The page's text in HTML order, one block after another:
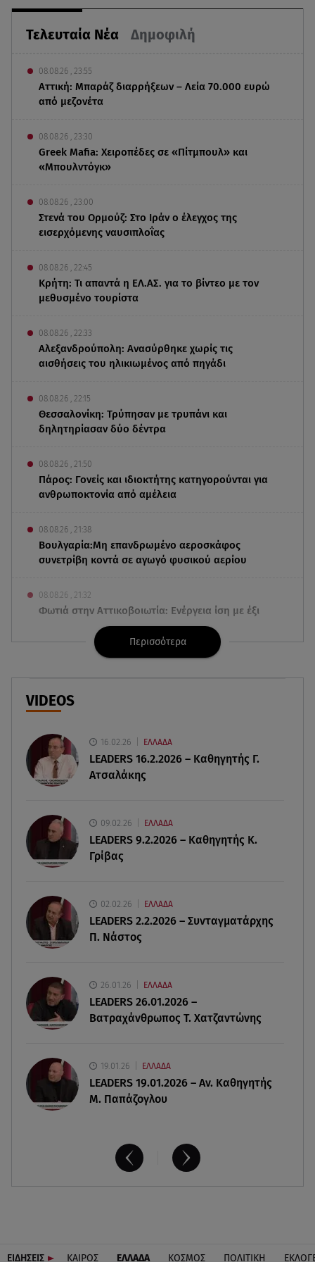
Τελευταία Νέα Δημοφιλή
08.08.26 , 23:55
Αττική: Μπαράζ διαρρήξεων – Λεία 70.000 ευρώ
από μεζονέτα
08.08.26 , 23:30
Greek Mafia: Χειροπέδες σε «Πίτμπουλ» και
«Μπουλντόγκ»
08.08.26 , 23:00
Στενά του Ορμούζ: Στο Ιράν ο έλεγχος της
εισερχόμενης ναυσιπλοΐας
08.08.26 , 22:45
Κρήτη: Τι απαντά η ΕΛ.ΑΣ. για το βίντεο με τον
μεθυσμένο τουρίστα
08.08.26 , 22:33
Αλεξανδρούπολη: Ανασύρθηκε χωρίς τις
αισθήσεις του ηλικιωμένος από πηγάδι
08.08.26 , 22:15
Θεσσαλονίκη: Τρύπησαν με τρυπάνι και
δηλητηρίασαν δύο δέντρα
08.08.26 , 21:50
Πάρος: Γονείς και ιδιοκτήτης κατηγορούνται για
ανθρωποκτονία από αμέλεια
08.08.26 , 21:38
Βουλγαρία:Μη επανδρωμένο αεροσκάφος
συνετρίβη κοντά σε αγωγό φυσικού αερίου
08.08.26 , 21:32
Φωτιά στην Αττικοβοιωτία: Ενέργεια ίση με έξι
ατομικές βόμβες
«Ισλαμικό ΝΑΤΟ»: Πώς επηρεάζεται η Ελλάδα
Τραγωδία στην Πάρο: Νεκρό 4χρονο παιδί σε
πισίνα
500 για το 2026
08.08.26 , 17:45
08.08.26 , 17:44
Νεκρή μεγαλόσωμη αρκούδα στην Καστοριά,
πιθανόν από πυροβολισμό
08.08.26 , 17:32
Τζο Μπάιντεν: Ο καρκίνος έχει εξαπλωθεί - Η
ανακοίνωση του γιου του
Περισσότερα
VIDEOS
16.02.26 ΕΛΛΑΔΑ
LEADERS 16.2.2026 – Καθηγητής Γ.
Ατσαλάκης
09.02.26 ΕΛΛΑΔΑ
LEADERS 9.2.2026 – Καθηγητής Κ.
Γρίβας
02.02.26 ΕΛΛΑΔΑ
LEADERS 2.2.2026 – Συνταγματάρχης
Π. Νάστος
26.01.26 ΕΛΛΑΔΑ
LEADERS 26.01.2026 –
Βατραχάνθρωπος Τ. Χατζαντώνης
19.01.26 ΕΛΛΑΔΑ
LEADERS 19.01.2026 – Αν. Καθηγητής
Μ. Παπάζογλου
ΕΙΔΗΣΕΙΣ ΚΑΙΡΟΣ ΕΛΛΑΔΑ ΚΟΣΜΟΣ ΠΟΛΙΤΙΚΗ